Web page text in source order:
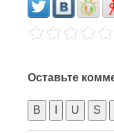
Оставьте
B U S